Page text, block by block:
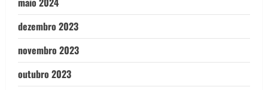
dezembro 2023
novembro 2023
outubro 2023